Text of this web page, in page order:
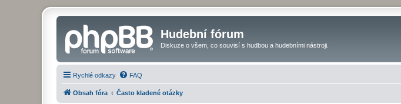
Hudební fórum
Diskuze o všem, co souvisí s hudbou a hudebními nástroji.
Rychlé odkazy FAQ
Obsah fóra Často kladené otázky